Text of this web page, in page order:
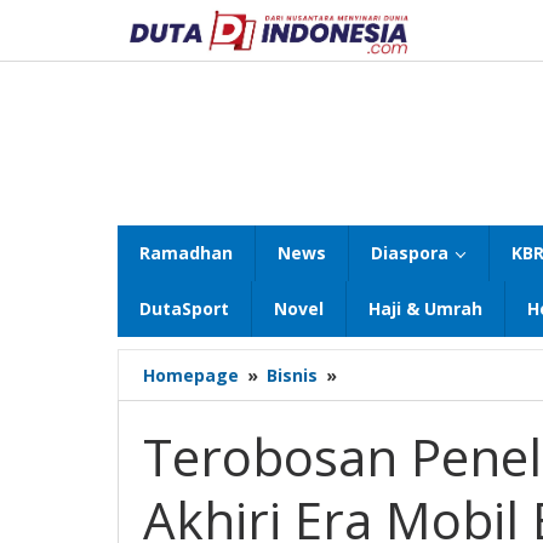
konten
Ramadhan News Diaspora
DutaSport Novel Haji & Umrah
Homepage » Bisnis »
Peneliti
Disebut
Bakal
Era
Terobosan
Akhiri Era Mobil